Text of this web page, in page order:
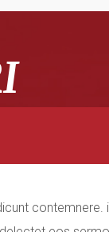
contemnere.